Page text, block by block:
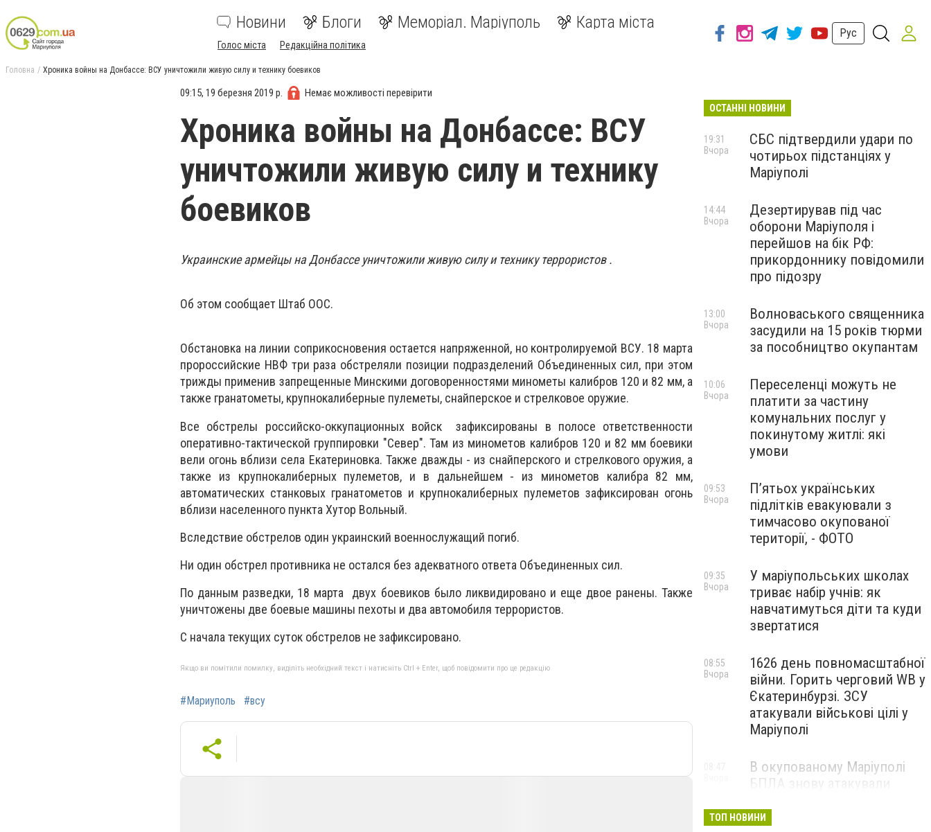
Новини Блоги Меморіал. Маріуполь Карта міста
Голос міста Редакційна політика
Рус
Головна Хроника войны на Донбассе: ВСУ уничтожили живую силу и технику боевиков
09:15, 19 березня 2019 р. Немає можливості перевірити
Хроника войны на Донбассе: ВСУ
уничтожили живую силу и технику
боевиков
Украинские армейцы на Донбассе уничтожили живую силу и технику террористов .
Об этом сообщает Штаб ООС.
Обстановка на линии соприкосновения остается напряженной, но контролируемой ВСУ. 18 марта
пророссийские НВФ три раза обстреляли позиции подразделений Объединенных сил, при этом
трижды применив запрещенные Минскими договоренностями минометы калибров 120 и 82 мм, а
также гранатометы, крупнокалиберные пулеметы, снайперское и стрелковое оружие.
Все обстрелы российско-оккупационных войск зафиксированы в полосе ответственности
оперативно-тактической группировки "Север". Там из минометов калибров 120 и 82 мм боевики
вели огонь вблизи села Екатериновка. Также дважды - из снайперского и стрелкового оружия, а
также из крупнокалиберных пулеметов, и в дальнейшем - из минометов калибра 82 мм,
автоматических станковых гранатометов и крупнокалиберных пулеметов зафиксирован огонь
вблизи населенного пункта Хутор Вольный.
Вследствие обстрелов один украинский военнослужащий погиб.
Ни один обстрел противника не остался без адекватного ответа Объединенных сил.
По данным разведки, 18 марта двух боевиков было ликвидировано и еще двое ранены. Также
уничтожены две боевые машины пехоты и два автомобиля террористов.
С начала текущих суток обстрелов не зафиксировано.
Якщо ви помітили помилку, виділіть необхідний текст і натисніть Ctrl + Enter, щоб повідомити про це редакцію
#Мариуполь #всу
ОСТАННІ НОВИНИ
СБС підтвердили удари по
чотирьох підстанціях у
Маріуполі
19:31
Вчора
Дезертирував під час
оборони Маріуполя і
перейшов на бік РФ:
прикордоннику повідомили
про підозру
14:44
Вчора
Волноваського священника
засудили на 15 років тюрми
за пособництво окупантам
13:00
Вчора
Переселенці можуть не
платити за частину
комунальних послуг у
покинутому житлі: які
умови
10:06
Вчора
П’ятьох українських
підлітків евакуювали з
тимчасово окупованої
території, - ФОТО
09:53
Вчора
У маріупольських школах
триває набір учнів: як
навчатимуться діти та куди
звертатися
09:35
Вчора
1626 день повномасштабної
війни. Горить черговий WB у
Єкатеринбурзі. ЗСУ
атакували військові цілі у
Маріуполі
08:55
Вчора
В окупованому Маріуполі
БПЛА знову атакували
— ВІДЕО
ТОП НОВИНИ